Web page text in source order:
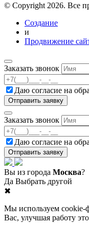
© Copyright 2026. Все
Создание
и
Продвижение
Заказать звонок
Даю согласие на
Заказать звонок
Даю согласие на
Вы из города Москва?
Да Выбрать другой
✖
Мы используем
Вас, улучшая работу